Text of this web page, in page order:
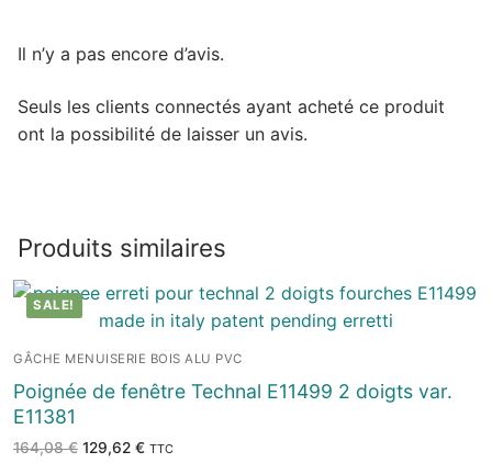
Il n’y a pas encore d’avis.
Seuls les clients connectés ayant acheté ce produit
ont la possibilité de laisser un avis.
Produits similaires
SALE!
GÂCHE MENUISERIE BOIS ALU PVC
Poignée de fenêtre Technal E11499 2 doigts var.
E11381
164,08€ Le
129,62 €Le
TTC